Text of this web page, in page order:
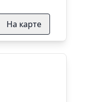
На карте